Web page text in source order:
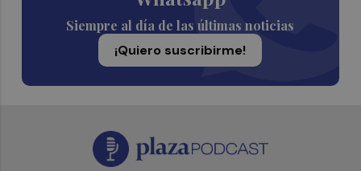
Siempre al día de las últimas noticias
¡Quiero suscribirme!